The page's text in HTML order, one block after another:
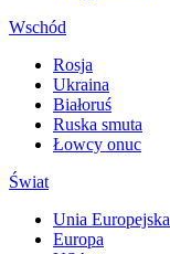
Wschód
Rosja
Ukraina
Białoruś
Ruska smuta
Łowcy onuc
Świat
Unia Europejska
Europa